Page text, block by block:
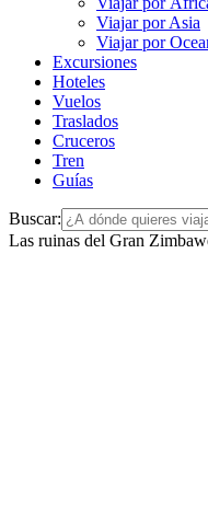
Viajar por Asia
Viajar por
Excursiones
Hoteles
Vuelos
Traslados
Cruceros
Tren
Guías
Buscar:
Las ruinas del Gran